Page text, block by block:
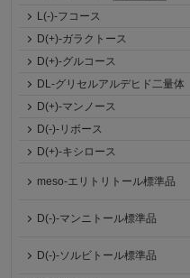
L(-)-フコース
D(+)-ガラクトース
D(+)-グルコース
DL-グリセルアルデヒド二量体
D(+)-マンノース
D(-)-リボース
D(+)-キシロース
meso-エリトリトール標準品
D(-)-マンニトール標準品
D(-)-ソルビトール標準品